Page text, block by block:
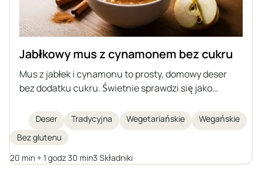
Jabłkowy mus z cynamonem bez cukru
Mus z jabłek i cynamonu to prosty, domowy deser
bez dodatku cukru. Świetnie sprawdzi się jako
przygotować na zapas i przechowywać przez dłuższy
czas.
Deser Tradycyjna Wegetariańskie
Wegańskie
Bez glutenu
20 min + 1 godz 30 min3 Składniki